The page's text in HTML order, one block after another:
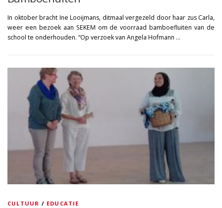
In oktober bracht Ine Looijmans, ditmaal vergezeld door haar zus Carla,
weer een bezoek aan SEKEM om de voorraad bamboefluiten van de
school te onderhouden. “Op verzoek van Angela Hofmann …
CULTUUR / EDUCATIE